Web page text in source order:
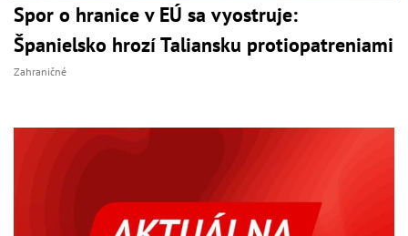
Spor o hranice v EÚ sa vyostruje:
Španielsko hrozí Taliansku protiopatreniami
Zahraničné